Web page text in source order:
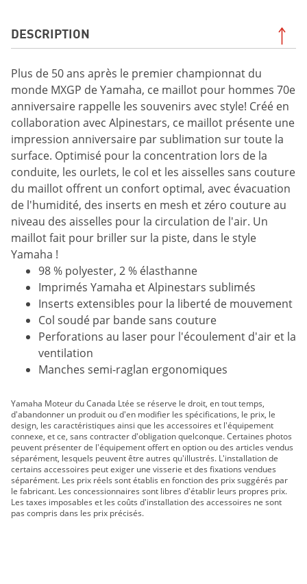
DESCRIPTION
Plus de 50 ans après le premier championnat du
monde MXGP de Yamaha, ce maillot pour hommes 70e
anniversaire rappelle les souvenirs avec style! Créé en
collaboration avec Alpinestars, ce maillot présente une
impression anniversaire par sublimation sur toute la
surface. Optimisé pour la concentration lors de la
conduite, les ourlets, le col et les aisselles sans couture
du maillot offrent un confort optimal, avec évacuation
de l'humidité, des inserts en mesh et zéro couture au
niveau des aisselles pour la circulation de l'air. Un
maillot fait pour briller sur la piste, dans le style
Yamaha !
98 % polyester, 2 % élasthanne
Imprimés Yamaha et Alpinestars sublimés
Inserts extensibles pour la liberté de mouvement
Col soudé par bande sans couture
Perforations au laser pour l'écoulement d'air et la
ventilation
Manches semi-raglan ergonomiques
Yamaha Moteur du Canada Ltée se réserve le droit, en tout temps,
d'abandonner un produit ou d'en modifier les spécifications, le prix, le
design, les caractéristiques ainsi que les accessoires et l'équipement
connexe, et ce, sans contracter d'obligation quelconque. Certaines photos
peuvent présenter de l'équipement offert en option ou des articles vendus
séparément, lesquels peuvent être autres qu'illustrés. L'installation de
certains accessoires peut exiger une visserie et des fixations vendues
séparément. Les prix réels sont établis en fonction des prix suggérés par
le fabricant. Les concessionnaires sont libres d'établir leurs propres prix.
Les taxes imposables et les coûts d'installation des accessoires ne sont
pas compris dans les prix précisés.